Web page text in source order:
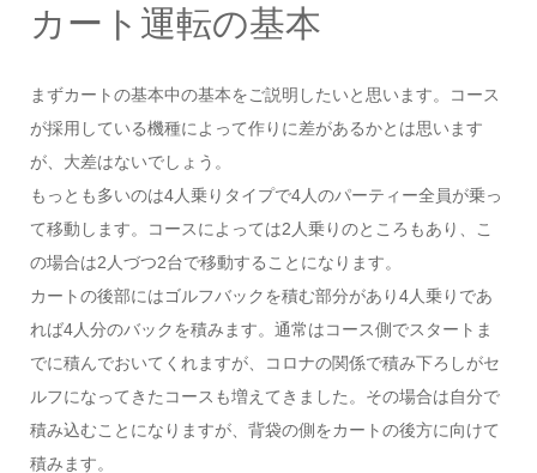
カート運転の基本
まずカートの基本中の基本をご説明したいと思います。コース
が採用している機種によって作りに差があるかとは思います
が、大差はないでしょう。
もっとも多いのは4人乗りタイプで4人のパーティー全員が乗っ
て移動します。コースによっては2人乗りのところもあり、こ
の場合は2人づつ2台で移動することになります。
カートの後部にはゴルフバックを積む部分があり4人乗りであ
れば4人分のバックを積みます。通常はコース側でスタートま
でに積んでおいてくれますが、コロナの関係で積み下ろしがセ
ルフになってきたコースも増えてきました。その場合は自分で
積み込むことになりますが、背袋の側をカートの後方に向けて
積みます。